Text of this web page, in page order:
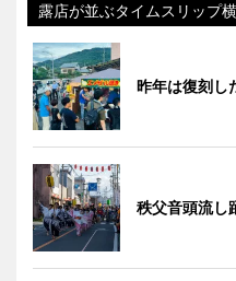
露店が並ぶタイムスリップ
昨年は復刻し
秩父音頭流し